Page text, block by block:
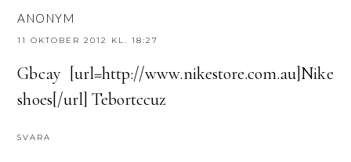
ANONYM
11 OKTOBER 2012 KL. 18:27
Gbcay [url=http://www.nikestore.com.au]Nike
shoes[/url] Tebortccuz
SVARA